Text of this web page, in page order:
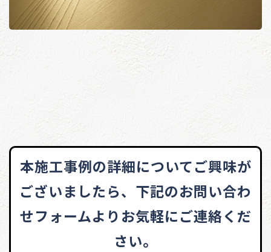
本施工事例の詳細についてご興味が
ございましたら、 下記のお問い合わ
せフォームよりお気軽にご連絡くだ
さい。